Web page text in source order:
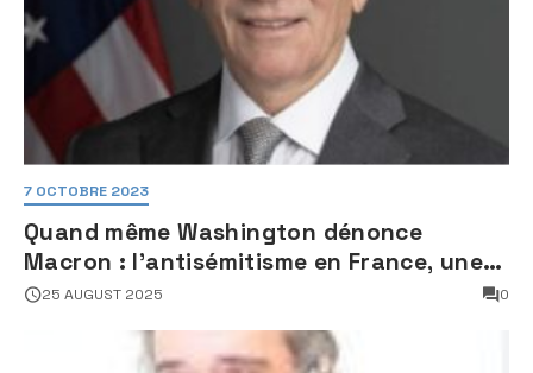
7 OCTOBRE 2023
Quand même Washington dénonce
Macron : l’antisémitisme en France, une
faillite d’État
25 AUGUST 2025 0